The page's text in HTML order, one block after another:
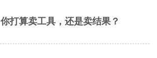
你打算卖工具，还是卖结果？